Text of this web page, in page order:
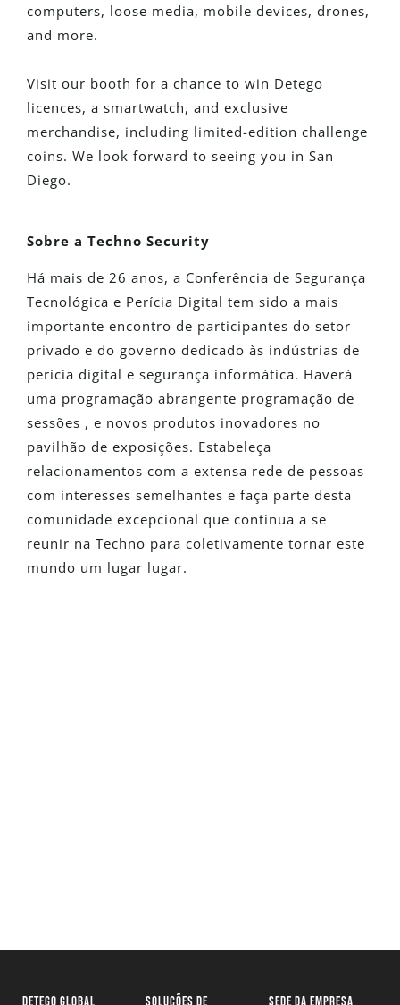
computers, loose media, mobile devices, drones,
and more.
Visit our booth for a chance to win Detego
licences, a smartwatch, and exclusive
merchandise, including limited-edition challenge
coins. We look forward to seeing you in San
Diego.
Sobre a Techno Security
Há mais de 26 anos, a Conferência de Segurança
Tecnológica e Perícia Digital tem sido a mais
importante encontro de participantes do setor
privado e do governo dedicado às indústrias de
perícia digital e segurança informática. Haverá
uma programação abrangente programação de
sessões , e novos produtos inovadores no
pavilhão de exposições. Estabeleça
relacionamentos com a extensa rede de pessoas
com interesses semelhantes e faça parte desta
comunidade excepcional que continua a se
reunir na Techno para coletivamente tornar este
mundo um lugar lugar.